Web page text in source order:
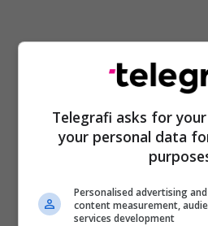
Telegrafi asks for
your personal data
Personalised advertising
content measurement,
services development